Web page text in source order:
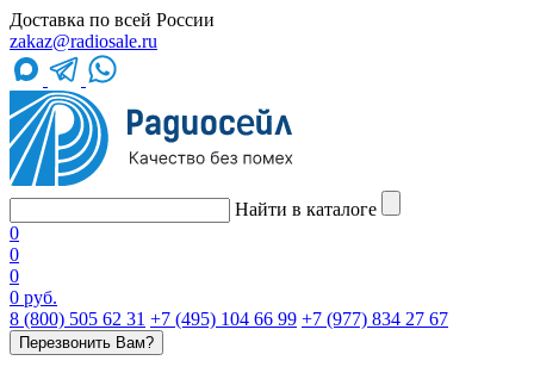
Доставка по всей России
zakaz@radiosale.ru
Найти в каталоге
0
0
0
0 руб.
8 (800) 505 62 31 +7 (495) 104 66 99 +7 (977) 834 27 67
Перезвонить Вам?